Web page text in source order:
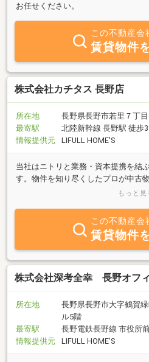
お任せください。
この不動産会
賃貸物件
株式会社カチタス 長野店
所在地
長野県長野市若里７
最寄駅
北陸新幹線 長野駅 徒歩
情報提供元
LIFULL HOME'S
当社はニトリと業務・資本提携を結
す。物件を知り尽くしたプロが中古
ックし、自社規格に沿って丁寧にリ
もっと見
この不動産会
賃貸物件
株式会社深考全幸 長野オフ
所在地
長野県長野市大字鶴賀
ル5階
最寄駅
長野電鉄長野線 市役所
情報提供元
LIFULL HOME'S